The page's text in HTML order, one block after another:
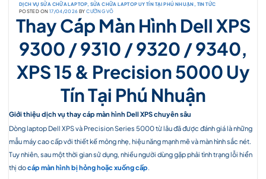
DỊCH VỤ SỬA CHỮA LAPTOP, SỬA CHỮA LAPTOP UY TÍN TẠI PHÚ NHUẬN TIN TỨC
POSTED ON 17/04/2026 BYCƯỜNG VÕ
Thay Cáp Màn Hình Dell XPS
9300 / 9310 / 9320 / 9340,
XPS 15 & Precision 5000 Uy
Tín Tại Phú Nhuận
Giới thiệu dịch vụ thay cáp màn hình Dell XPS chuyên sâu
Dòng laptop Dell XPS và Precision Series 5000 từ lâu đã được đánh giá là những
mẫu máy cao cấp với thiết kế mỏng nhẹ, hiệu năng mạnh mẽ và màn hình sắc nét.
Tuy nhiên, sau một thời gian sử dụng, nhiều người dùng gặp phải tình trạng lỗi hiển
thị docáp màn hình bị hỏng hoặc xuống cấp.